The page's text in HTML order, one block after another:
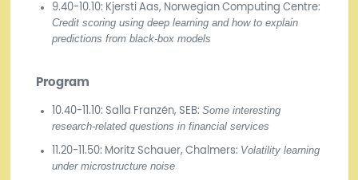
9.40-10.10: Kjersti Aas, Norwegian Computing Centre:
Credit scoring using deep learning and how to explain
predictions from black-box models
Program
10.40-11.10: Salla Franzén, SEB: Some interesting
research-related questions in financial services
11.20-11.50: Moritz Schauer, Chalmers: Volatility learning
under microstructure noise